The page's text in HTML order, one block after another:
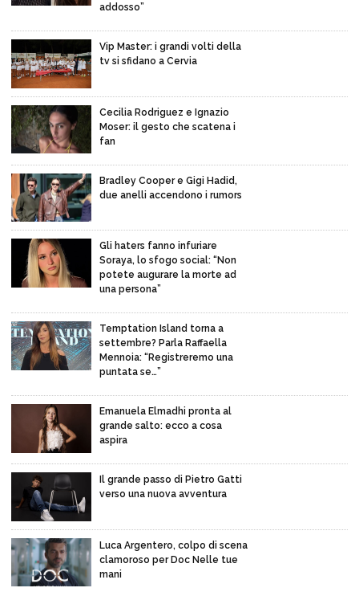
addosso”
Vip Master: i grandi volti della
tv si sfidano a Cervia
Cecilia Rodriguez e Ignazio
Moser: il gesto che scatena i
fan
Bradley Cooper e Gigi Hadid,
due anelli accendono i rumors
Gli haters fanno infuriare
Soraya, lo sfogo social: “Non
potete augurare la morte ad
una persona”
Temptation Island torna a
settembre? Parla Raffaella
Mennoia: “Registreremo una
puntata se…”
Emanuela Elmadhi pronta al
grande salto: ecco a cosa
aspira
Il grande passo di Pietro Gatti
verso una nuova avventura
Luca Argentero, colpo di scena
clamoroso per Doc Nelle tue
mani